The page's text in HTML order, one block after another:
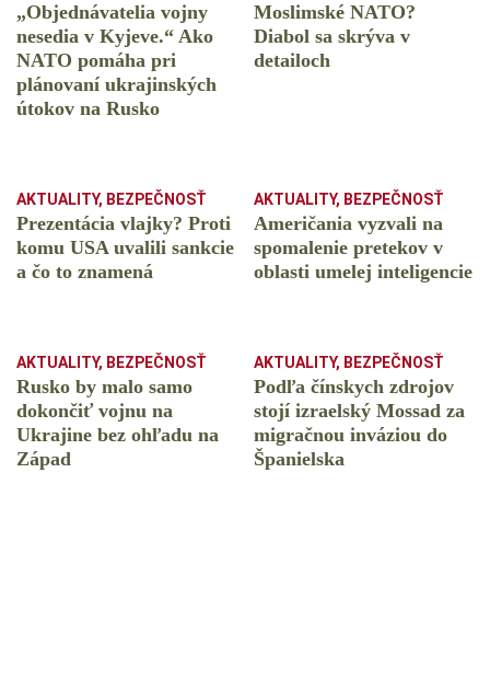
„Objednávatelia vojny
nesedia v Kyjeve.“ Ako
NATO pomáha pri
plánovaní ukrajinských
útokov na Rusko
Moslimské NATO?
Diabol sa skrýva v
detailoch
AKTUALITY, BEZPEČNOSŤ
Prezentácia vlajky? Proti
komu USA uvalili sankcie
a čo to znamená
AKTUALITY, BEZPEČNOSŤ
Američania vyzvali na
spomalenie pretekov v
oblasti umelej inteligencie
AKTUALITY, BEZPEČNOSŤ
Rusko by malo samo
dokončiť vojnu na
Ukrajine bez ohľadu na
Západ
AKTUALITY, BEZPEČNOSŤ
Podľa čínskych zdrojov
stojí izraelský Mossad za
migračnou inváziou do
Španielska